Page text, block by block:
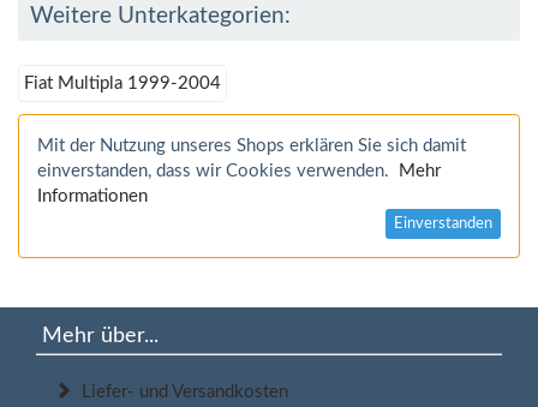
Weitere Unterkategorien:
Fiat Multipla 1999-2004
Mit der Nutzung unseres Shops erklären Sie sich damit
einverstanden, dass wir Cookies verwenden.
Mehr
Informationen
Einverstanden
Mehr über...
Liefer- und Versandkosten